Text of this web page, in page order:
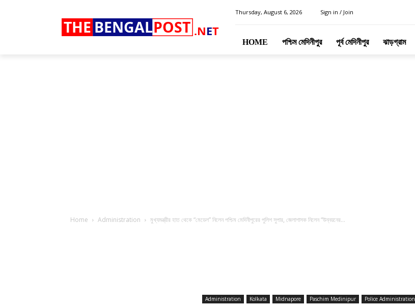
.NET
THE BENGALPOST
Thursday, August 6, 2026 Sign in / Join
HOME পশ্চিম মেদিনীপুর পূর্ব মেদিনীপুর ঝাড়গ্রাম
Home Administration মুখ্যমন্ত্রীর হাত থেকে “মেডেল” নিলেন পশ্চিম মেদিনীপুরের পুলিশ সুপার, জেলাশাসক নিলেন “উন্নয়নের...
Administration Kolkata Midnapore Paschim Medinipur Police Administration